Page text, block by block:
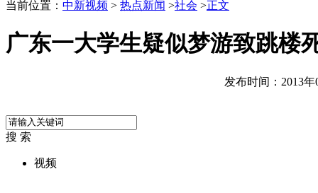
当前位置： 中新视频 > 热点新闻 >社会 >正文
广东一大学生疑似梦游致跳楼
发布时间：2013年
搜 索
视频